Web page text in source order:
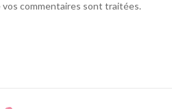
vos commentaires sont traitées.